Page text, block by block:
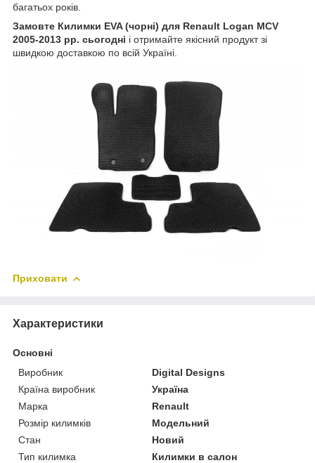
багатьох років.
Замовте Килимки EVA (чорні) для Renault Logan MCV
2005-2013 рр. сьогодні і отримайте якісний продукт зі
швидкою доставкою по всій Україні.
Приховати
Характеристики
Основні
Виробник
Digital Designs
Країна виробник
Україна
Марка
Renault
Розмір килимків
Модельний
Стан
Новий
Тип килимка
Килимки в салон